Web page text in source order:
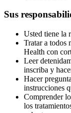
Sus
Usted tiene la
Tratar a todos
Health con
Leer
inscriba y
Hacer
instrucciones
Comprender
los